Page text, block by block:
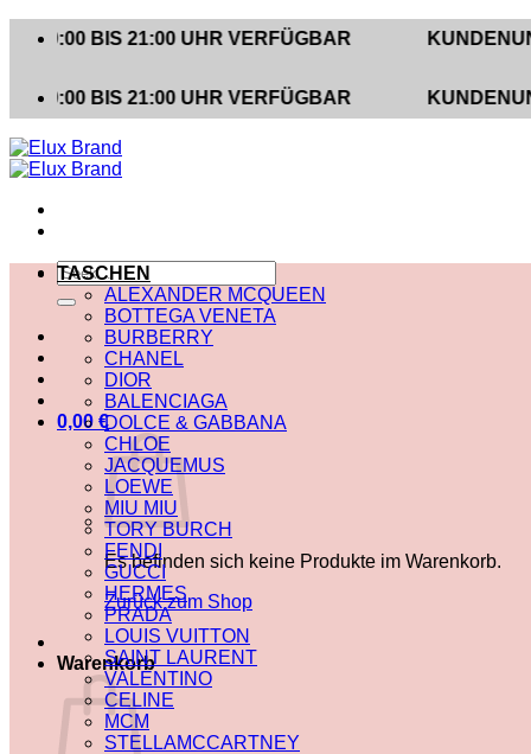
Inhalt
BIS 21:00 UHR VERFÜGBAR
BIS 21:00 UHR VERFÜGBAR
Suche
nach:
0,00 €
Es befinden sich keine Produkte im Warenkorb.
Zurück zum Shop
Warenkorb
TASCHEN
ALEXANDER MCQUEEN
BOTTEGA VENETA
BURBERRY
CHANEL
DIOR
BALENCIAGA
DOLCE & GABBANA
CHLOE
JACQUEMUS
LOEWE
MIU MIU
TORY BURCH
FENDI
GUCCI
HERMES
PRADA
LOUIS VUITTON
SAINT LAURENT
VALENTINO
CELINE
MCM
STELLAMCCARTNEY